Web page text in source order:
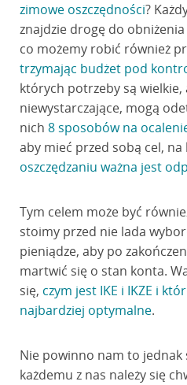
zimowe oszczędności?
znajdzie drogę do
co możemy robić również
trzymając budżet pod
których potrzeby są wielkie,
niewystarczające, mogą
nich 8 sposobów na
aby mieć przed sobą cel, na
oszczędzaniu ważna jest
Tym celem może być
stoimy przed nie lada
pieniądze, aby po
martwić się o stan konta.
się, czym jest IKE i IKZE i
najbardziej optymalne.
Nie powinno nam to jednak
każdemu z nas należy się